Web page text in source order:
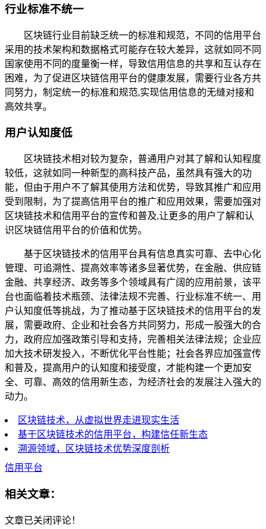
行业标准不统一
区块链行业目前缺乏统一的标准和规范，不同的信用平台
采用的技术架构和数据格式可能存在较大差异，这就如同不同
国家使用不同的度量衡一样，导致信用信息的共享和互认存在
困难，为了促进区块链信用平台的健康发展，需要行业各方共
同努力，制定统一的标准和规范,实现信用信息的无缝对接和
高效共享。
用户认知度低
区块链技术相对较为复杂，普通用户对其了解和认知程度
较低，这就如同一种新型的高科技产品，虽然具有强大的功
能，但由于用户不了解其使用方法和优势，导致其推广和应用
受到限制，为了提高信用平台的推广和应用效果，需要加强对
区块链技术和信用平台的宣传和普及,让更多的用户了解和认
识区块链信用平台的价值和优势。
基于区块链技术的信用平台具有信息真实可靠、去中心化
管理、可追溯性、提高效率等诸多显著优势，在金融、供应链
金融、共享经济、政务等多个领域具有广阔的应用前景，该平
台也面临着技术瓶颈、法律法规不完善、行业标准不统一、用
户认知度低等挑战，为了推动基于区块链技术的信用平台的发
展，需要政府、企业和社会各方共同努力，形成一股强大的合
力，政府应加强政策引导和支持，完善相关法律法规；企业应
加大技术研发投入，不断优化平台性能；社会各界应加强宣传
和普及，提高用户的认知度和接受度，才能构建一个更加安
全、可靠、高效的信用新生态，为经济社会的发展注入强大的
动力。
区块链技术，从虚拟世界走进现实生活
基于区块链技术的信用平台，构建信任新生态
溯源领域，区块链技术优势深度剖析
信用平台
相关文章：
文章已关闭评论！